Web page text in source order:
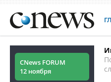
CNews FORUM
12 ноября